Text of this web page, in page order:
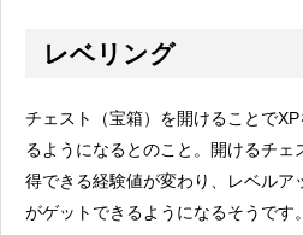
レベリング
チェスト（宝箱）を開けることで
るようになるとのこと。開けるチェ
得できる経験値が変わり、レベルア
がゲットできるようになるそうです。